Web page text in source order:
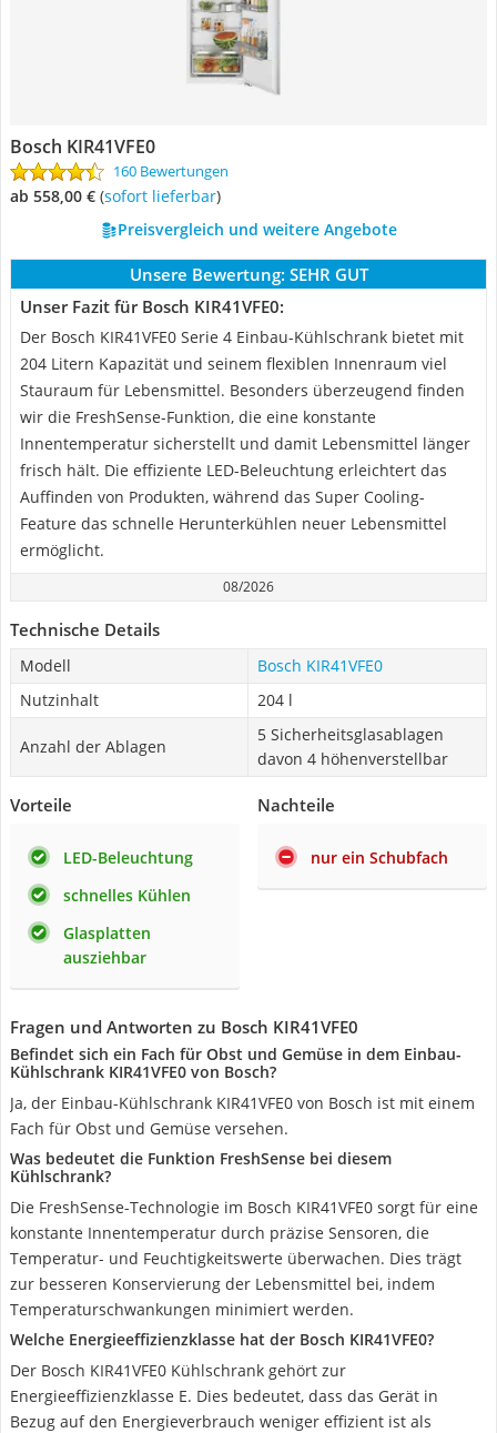
Bosch ‎KIR41VFE0
160 Bewertungen
ab 558,00 € ( Sofort lieferbar)
Preisvergleich und weitere Angebote
Unsere Bewertung: SEHR GUT
Unser Fazit für Bosch ‎KIR41VFE0:
Der Bosch KIR41VFE0 Serie 4 Einbau-Kühlschrank bietet mit
204 Litern Kapazität und seinem flexiblen Innenraum viel
Stauraum für Lebensmittel. Besonders überzeugend finden
wir die FreshSense-Funktion, die eine konstante
Innentemperatur sicherstellt und damit Lebensmittel länger
frisch hält. Die effiziente LED-Beleuchtung erleichtert das
Auffinden von Produkten, während das Super Cooling-
Feature das schnelle Herunterkühlen neuer Lebensmittel
ermöglicht.
08/2026
Technische Details
Modell
Bosch ‎KIR41VFE0
Nutzinhalt
204 l
Anzahl der Ablagen
5 Sicherheitsglasablagen
davon 4 höhenverstellbar
Vorteile
LED-Beleuchtung
schnelles Kühlen
Glasplatten
ausziehbar
Nachteile
nur ein Schubfach
Fragen und Antworten zu Bosch ‎KIR41VFE0
Befindet sich ein Fach für Obst und Gemüse in dem Einbau-
Kühlschrank KIR41VFE0 von Bosch?
Ja, der Einbau-Kühlschrank KIR41VFE0 von Bosch ist mit einem
Fach für Obst und Gemüse versehen.
Was bedeutet die Funktion FreshSense bei diesem
Kühlschrank?
Die FreshSense-Technologie im Bosch KIR41VFE0 sorgt für eine
konstante Innentemperatur durch präzise Sensoren, die
Temperatur- und Feuchtigkeitswerte überwachen. Dies trägt
zur besseren Konservierung der Lebensmittel bei, indem
Temperaturschwankungen minimiert werden.
Welche Energieeffizienzklasse hat der Bosch KIR41VFE0?
Der Bosch KIR41VFE0 Kühlschrank gehört zur
Energieeffizienzklasse E. Dies bedeutet, dass das Gerät in
Bezug auf den Energieverbrauch weniger effizient ist als